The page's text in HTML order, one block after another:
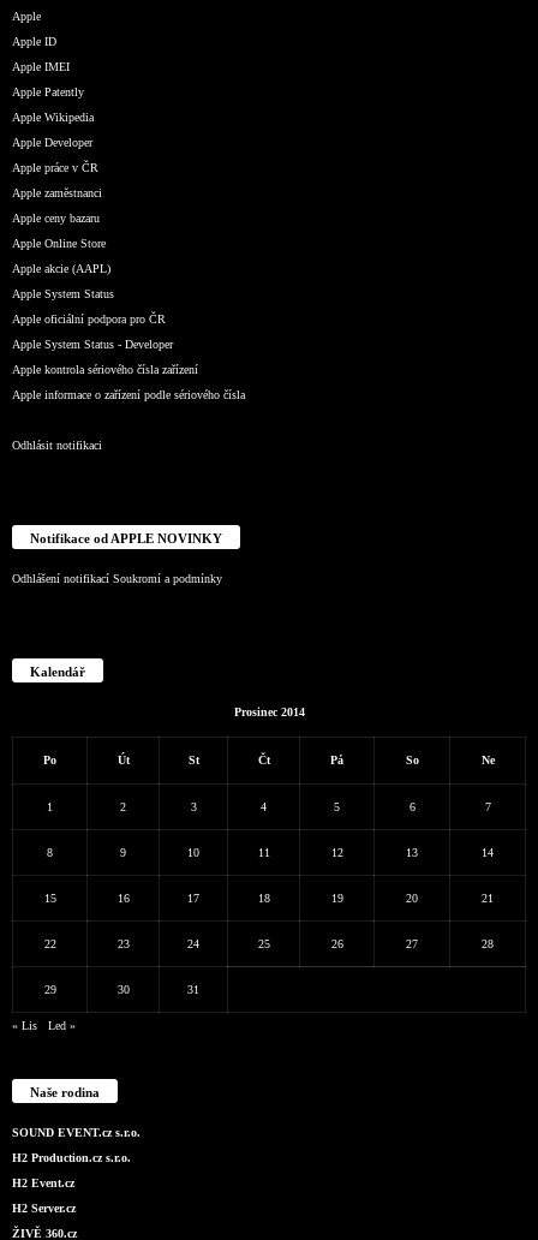
Apple
Apple ID
Apple IMEI
Apple Patently
Apple Wikipedia
Apple Developer
Apple práce v ČR
Apple zaměstnanci
Apple ceny bazaru
Apple Online Store
Apple akcie (AAPL)
Apple System Status
Apple oficiální podpora pro ČR
Apple System Status - Developer
Apple kontrola sériového čísla zařízení
Apple informace o zařízení podle sériového čísla
Odhlásit notifikaci
Notifikace od APPLE NOVINKY
Odhlášení notifikací Soukromí a podmínky
Kalendář
Prosinec 2014
Po Út St Čt Pá So Ne
1 2 3 4 5 6 7
8 9 10 11 12 13 14
15 16 17 18 19 20 21
22 23 24 25 26 27 28
29 30 31
« Lis Led »
Naše rodina
SOUND EVENT.cz s.r.o.
H2 Production.cz s.r.o.
H2 Event.cz
H2 Server.cz
ŽIVĚ 360.cz